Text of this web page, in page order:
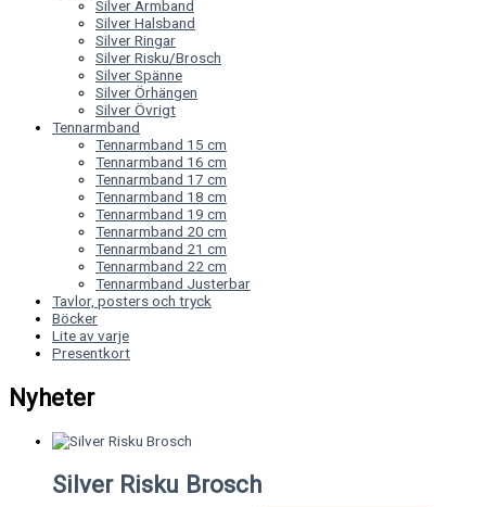
Silver Armband
Silver Halsband
Silver Ringar
Silver Risku/Brosch
Silver Spänne
Silver Örhängen
Silver Övrigt
Tennarmband
Tennarmband 15 cm
Tennarmband 16 cm
Tennarmband 17 cm
Tennarmband 18 cm
Tennarmband 19 cm
Tennarmband 20 cm
Tennarmband 21 cm
Tennarmband 22 cm
Tennarmband Justerbar
Tavlor, posters och tryck
Böcker
Lite av varje
Presentkort
Nyheter
Silver Risku Brosch